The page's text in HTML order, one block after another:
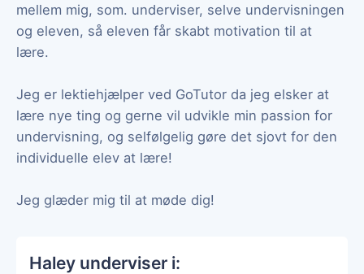
mellem mig, som. underviser, selve undervisningen
og eleven, så eleven får skabt motivation til at
lære.
Jeg er lektiehjælper ved GoTutor da jeg elsker at
lære nye ting og gerne vil udvikle min passion for
undervisning, og selfølgelig gøre det sjovt for den
individuelle elev at lære!
Jeg glæder mig til at møde dig!
Haley underviser i: